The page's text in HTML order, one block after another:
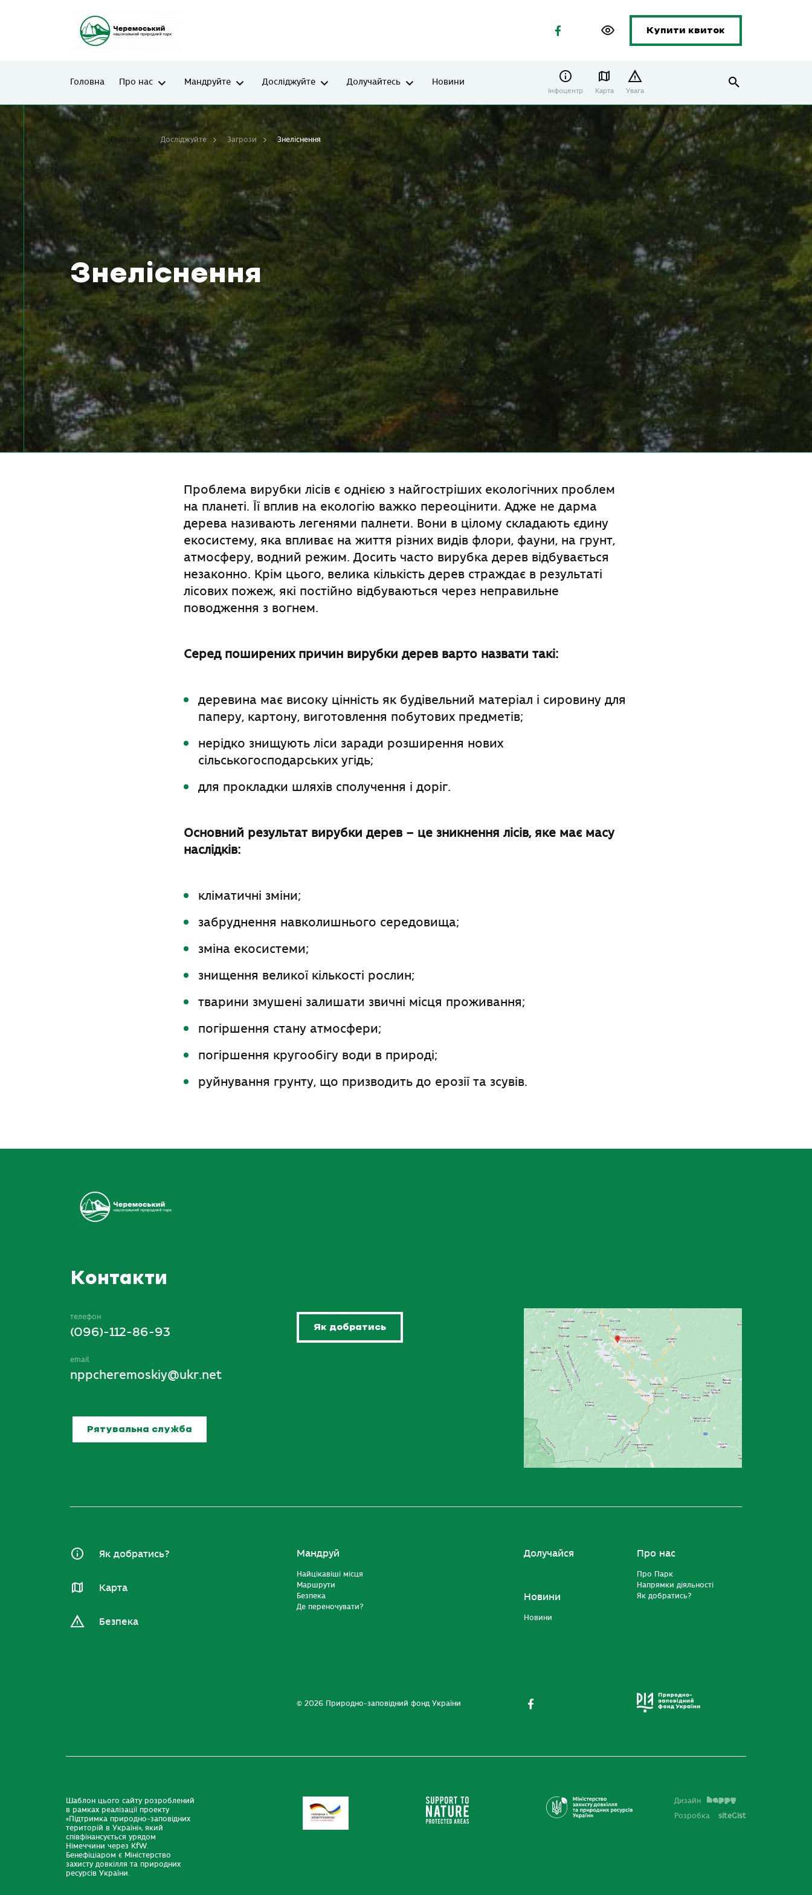
Купити квиток
Головна Про нас Мандруйте Досліджуйте Долучайтесь Новини
Інфоцентр Карта Увага
Знеліснення
Головна Досліджуйте Загрози Знеліснення
Проблема вирубки лісів є однією з найгостріших екологічних проблем
на планеті. Її вплив на екологію важко переоцінити. Адже не дарма
дерева називають легенями палнети. Вони в цілому складають єдину
екосистему, яка впливає на життя різних видів флори, фауни, на грунт,
атмосферу, водний режим. Досить часто вирубка дерев відбувається
незаконно. Крім цього, велика кількість дерев страждає в результаті
лісових пожеж, які постійно відбуваються через неправильне
поводження з вогнем.
Серед поширених причин вирубки дерев варто назвати такі:
деревина має високу цінність як будівельний матеріал і сировину для
паперу, картону, виготовлення побутових предметів;
нерідко знищують ліси заради розширення нових
сільськогосподарських угідь;
для прокладки шляхів сполучення і доріг.
Основний результат вирубки дерев – це зникнення лісів, яке має масу
наслідків:
кліматичні зміни;
забруднення навколишнього середовища;
зміна екосистеми;
знищення великої кількості рослин;
тварини змушені залишати звичні місця проживання;
погіршення стану атмосфери;
погіршення кругообігу води в природі;
руйнування грунту, що призводить до ерозії та зсувів.
Контакти
телефон
(096)-112-86-93
email
nppcheremoskiy@ukr.net
Рятувальна служба
Як добратись
Як добратись?
Карта
Безпека
Мандруй
Найцікавіші місця
Маршрути
Безпека
Де переночувати?
Долучайся
Новини
Новини
Про нас
Про Парк
Напрямки діяльності
Як добратись?
© 2026 Природно-заповідний фонд України
Шаблон цього сайту розроблений
в рамках реалізації проекту
«Підтримка природно-заповідних
територій в Україні», який
співфінансується урядом
Німеччини через KfW.
Бенефіціаром є Міністерство
захисту довкілля та природних
ресурсів України.
Дизайн
Розробка
siteGist